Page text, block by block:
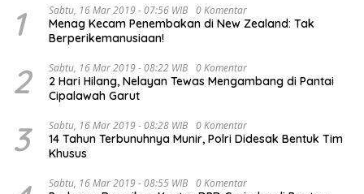
1 Sabtu, 16 Mar 2019 - 07:56 WIB 0 Komentar
Menag Kecam Penembakan di New Zealand: Tak
Berperikemanusiaan!
2 Sabtu, 16 Mar 2019 - 08:22 WIB 0 Komentar
2 Hari Hilang, Nelayan Tewas Mengambang di Pantai
Cipalawah Garut
3 Sabtu, 16 Mar 2019 - 08:28 WIB 0 Komentar
14 Tahun Terbunuhnya Munir, Polri Didesak Bentuk Tim
Khusus
Sabtu, 16 Mar 2019 - 08:55 WIB 0 Komentar